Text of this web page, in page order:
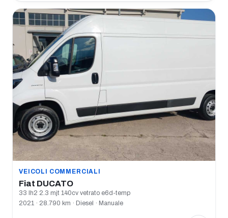
VEICOLI COMMERCIALI
Fiat DUCATO
33 lh2 2.3 mjt 140cv vetrato e6d-temp
2021 · 28.790 km · Diesel · Manuale